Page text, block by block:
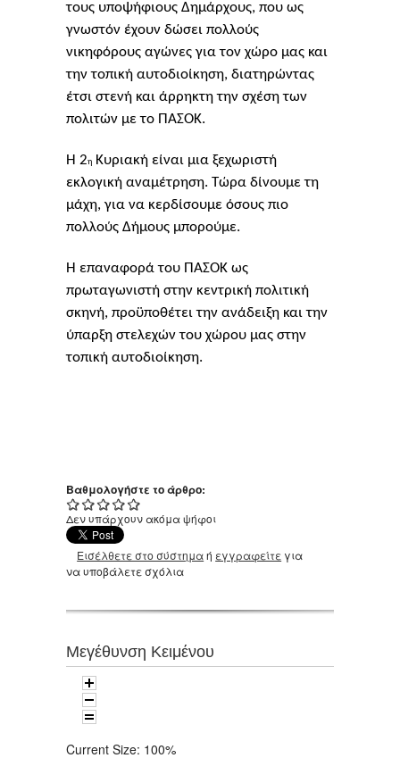
τους υποψήφιους Δημάρχους, που ως
γνωστόν έχουν δώσει πολλούς
νικηφόρους αγώνες για τον χώρο μας και
την τοπική αυτοδιοίκηση, διατηρώντας
έτσι στενή και άρρηκτη την σχέση των
πολιτών με το ΠΑΣΟΚ.
Η 2η Κυριακή είναι μια ξεχωριστή
εκλογική αναμέτρηση. Τώρα δίνουμε τη
μάχη, για να κερδίσουμε όσους πιο
πολλούς Δήμους μπορούμε.
Η επαναφορά του ΠΑΣΟΚ ως
πρωταγωνιστή στην κεντρική πολιτική
σκηνή, προϋποθέτει την ανάδειξη και την
ύπαρξη στελεχών του χώρου μας στην
τοπική αυτοδιοίκηση.
Βαθμολογήστε το άρθρο:
Δεν υπάρχουν ακόμα ψήφοι
Εισέλθετε στο σύστημαή εγγραφείτε για
να υποβάλετε σχόλια
Μεγέθυνση Κειμένου
Current Size: 100%